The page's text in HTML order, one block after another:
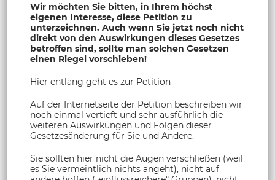
Wir möchten Sie bitten, in Ihrem höchst
eigenen Interesse, diese Petition zu
unterzeichnen. Auch wenn Sie jetzt noch nicht
direkt von den Auswirkungen dieses Gesetzes
betroffen sind, sollte man solchen Gesetzen
einen Riegel vorschieben!
Hier entlang geht es zur Petition
Auf der Internetseite der Petition beschreiben wir
noch einmal vertieft und sehr ausführlich die
weiteren Auswirkungen und Folgen dieser
Gesetzesänderung für Sie und Andere.
Sie sollten hier nicht die Augen verschließen (weil
es Sie vermeintlich nichts angeht), nicht auf